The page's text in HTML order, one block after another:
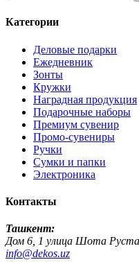
Категории
Деловые подарки
Ежедневник
Зонты
Кружки
Наградная продукция
Подарочные наборы
Премиум сувенир
Промо-сувениры
Ручки
Сумки и папки
Электроника
Контакты
Ташкент:
Дом 6, 1 улица Шота
info@dekos.uz